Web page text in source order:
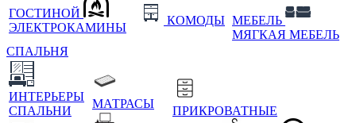
ГОСТИНОЙ
ЭЛЕКТРОКАМИНЫ
КОМОДЫ МЕБЕЛЬ
МЯГКАЯ МЕБЕЛЬ
СПАЛЬНЯ
ИНТЕРЬЕРЫ
СПАЛЬНИ
МАТРАСЫ
ПРИКРОВАТНЫЕ